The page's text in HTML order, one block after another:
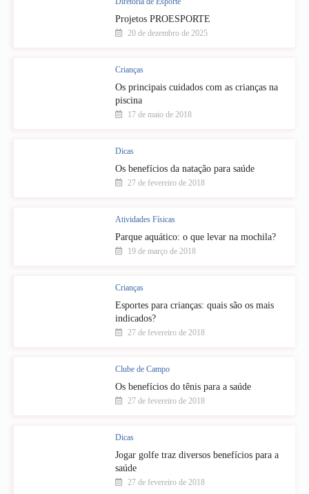
Projetos PROESPORTE
20 de dezembro de 2025
Crianças
Os principais cuidados com as crianças na
piscina
17 de maio de 2018
Dicas
Os benefícios da natação para saúde
27 de fevereiro de 2018
Atividades Físicas
Parque aquático: o que levar na mochila?
19 de março de 2018
Crianças
Esportes para crianças: quais são os mais
indicados?
27 de fevereiro de 2018
Clube de Campo
Os benefícios do tênis para a saúde
27 de fevereiro de 2018
Dicas
Jogar golfe traz diversos benefícios para a
saúde
27 de fevereiro de 2018